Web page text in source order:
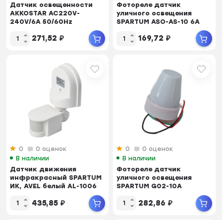
Датчик освещенности
AKKOSTAR AC220V-
240V/6A 50/60Hz
271,52 ₽
Фотореле датчик
уличного освещения
SPARTUM ASO-AS-10 6A
169,72 ₽
0
0 оценок
В наличии
Датчик движения
инфракрасный SPARTUM
ИК, AVEL белый AL-1006
435,85 ₽
0
0 оценок
В наличии
Фотореле датчик
уличного освещения
SPARTUM G02-10A
282,86 ₽